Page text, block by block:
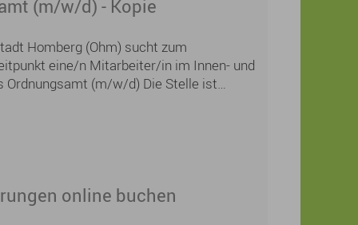
(m/w/d) - Kopie
Homberg (Ohm) sucht zum
eine/n Mitarbeiter/in im Innen- und
Ordnungsamt (m/w/d) Die Stelle ist
Mutterschutz- und Elternzeitvertretung,
Arbeitszeit beträgt 20 Stunden. Die
teilbar (z.B. nach Innen- oder
online buchen